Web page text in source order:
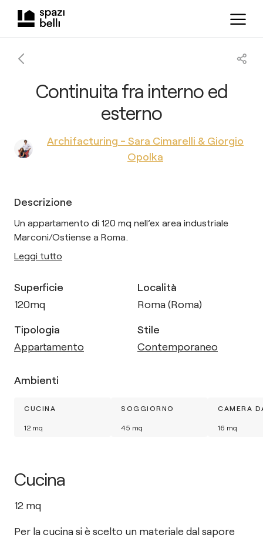
Continuita fra interno ed
esterno
Archifacturing - Sara Cimarelli & Giorgio
Opolka
Descrizione
Un appartamento di 120 mq nell’ex area industriale
Marconi/Ostiense a Roma.
Leggi tutto
Superficie
120mq
Località
Roma (Roma)
Tipologia
Appartamento
Stile
Contemporaneo
Ambienti
CUCINA
12 mq
SOGGIORNO
45 mq
CAMERA
16 mq
Cucina
12 mq
Per la cucina si è scelto un materiale dal sapore